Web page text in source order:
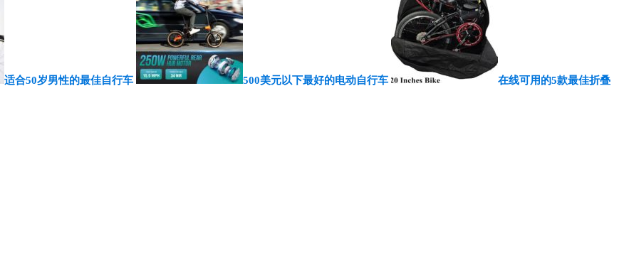
适合50岁男性的最佳自行车 500美元以下最好的电动自行车
在线可用的5款最佳折叠